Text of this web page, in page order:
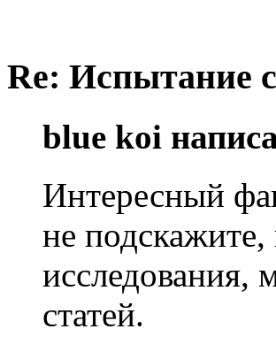
Re: Испытание
blue koi
Интересный
не
исследования,
статей.